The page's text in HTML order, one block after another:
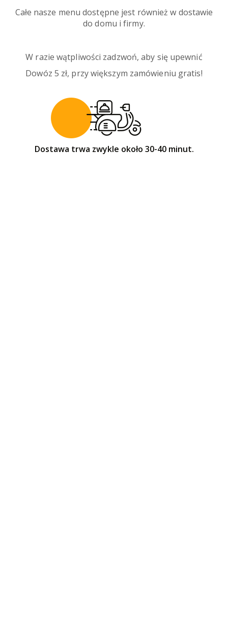
Całe nasze menu dostępne jest również w dostawie
do domu i firmy.
W razie wątpliwości zadzwoń, aby się upewnić
Dowóz 5 zł, przy większym zamówieniu gratis!
Dostawa trwa zwykle około 30-40 minut.